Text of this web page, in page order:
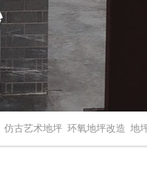
仿古艺术地坪 环氧地坪改造 地